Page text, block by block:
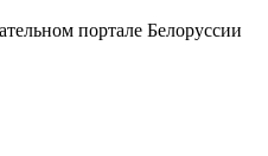
портале Белоруссии